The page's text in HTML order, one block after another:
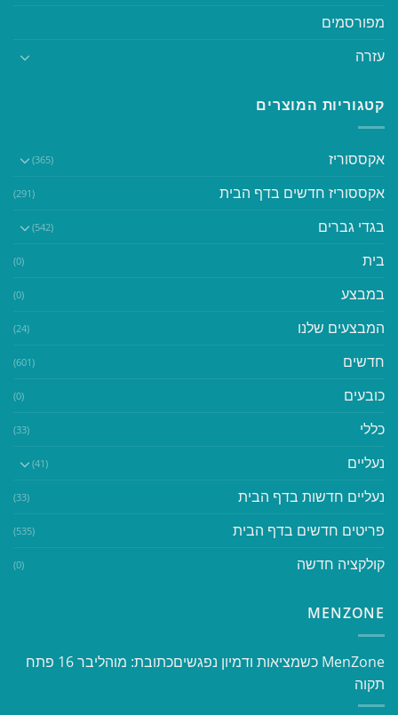
מפורסמים
עזרה
קטגוריות המוצרים
אקססוריז (365)
אקססוריז חדשים בדף הבית (291)
בגדי גברים (542)
בית (0)
במבצע (0)
המבצעים שלנו (24)
חדשים (601)
כובעים (0)
כללי (33)
נעליים (41)
נעליים חדשות בדף הבית (33)
פריטים חדשים בדף הבית (535)
קולקציה חדשה (0)
MENZONE
​​MenZone כשמציאות ודמיון נפגשים​ כתובת: מוהליבר 16 פתח
תקוה